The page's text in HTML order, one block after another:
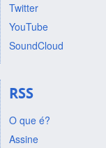
Twitter
YouTube
SoundCloud
RSS
O que é?
Assine